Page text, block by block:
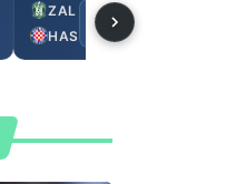
ZAL
HAS
OGGI
19:00